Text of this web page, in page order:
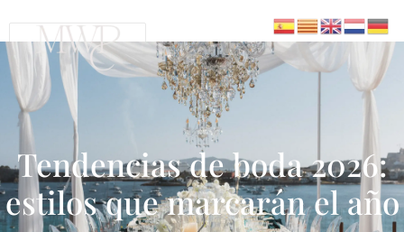
Tendencias de boda 2026:
estilos que marcarán el año